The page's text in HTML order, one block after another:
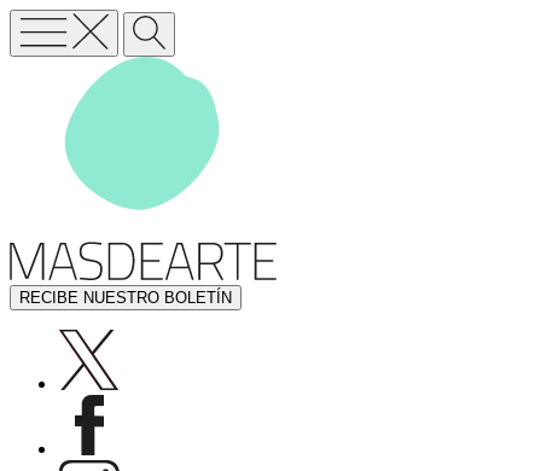
RECIBE NUESTRO BOLETÍN